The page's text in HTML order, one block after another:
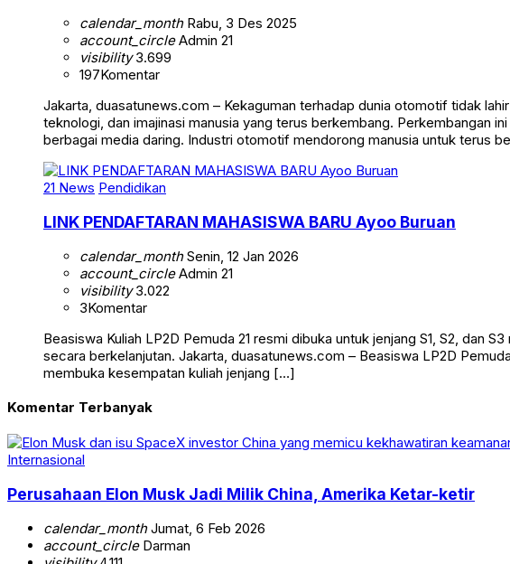
calendar_monthRabu, 3 Des 2025
account_circleAdmin 21
visibility3.699
197Komentar
Jakarta, duasatunews.com – Kekaguman terhadap dunia otomotif tidak
teknologi, dan imajinasi manusia yang terus berkembang. Perkembangan
berbagai media daring. Industri otomotif mendorong manusia untuk terus
21 News Pendidikan
LINK PENDAFTARAN MAHASISWA BARU Ayoo Buruan
calendar_monthSenin, 12 Jan 2026
account_circleAdmin 21
visibility3.022
3Komentar
Beasiswa Kuliah LP2D Pemuda 21 resmi dibuka untuk jenjang S1, S2, dan
secara berkelanjutan. Jakarta, duasatunews.com – Beasiswa LP2D
membuka kesempatan kuliah jenjang […]
Komentar Terbanyak
Internasional
Perusahaan Elon Musk Jadi Milik China, Amerika Ketar-ketir
calendar_monthJumat, 6 Feb 2026
account_circleDarman